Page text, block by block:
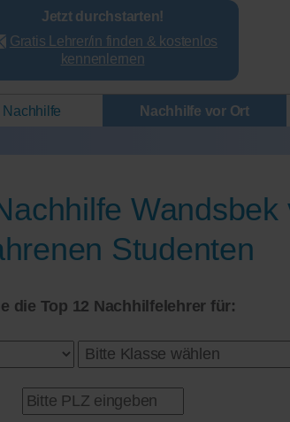
Jetzt durchstarten!
Gratis Lehrer/in finden & kostenlos
kennenlernen
Nachhilfe Nachhilfe vor Ort
Wandsbek
Studenten
die Top 12 Nachhilfelehrer für: